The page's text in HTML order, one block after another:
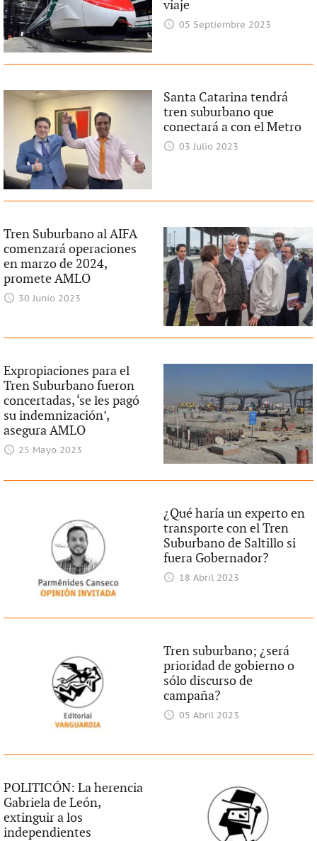
viaje
05 Septiembre 2023
Santa Catarina tendrá
tren suburbano que
conectará a con el Metro
03 Julio 2023
Tren Suburbano al AIFA
comenzará operaciones
en marzo de 2024,
promete AMLO
30 Junio 2023
Expropiaciones para el
Tren Suburbano fueron
concertadas, ‘se les pagó
su indemnización’,
asegura AMLO
25 Mayo 2023
¿Qué haría un experto en
transporte con el Tren
Suburbano de Saltillo si
fuera Gobernador?
18 Abril 2023
Tren suburbano; ¿será
prioridad de gobierno o
sólo discurso de
campaña?
05 Abril 2023
POLITICÓN: La herencia
Gabriela de León,
extinguir a los
independientes